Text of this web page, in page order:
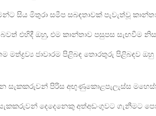
සිය මිතුරා සමීප සබඳතාවක් පැවැත්වූ
බවත් එහිදී ඔහු, එම කාන්තාව පසුපස සැඟවීම
මත්ද්‍රව්‍ය ජාවාරම පිළිබඳ තොරතුරු පිළිබඳව
සැකකරුවන් පිරිස අඟුණුකොළපැලැස්ස
දෙදෙනෙකු අත්අඩංගුවට ගැනීමට